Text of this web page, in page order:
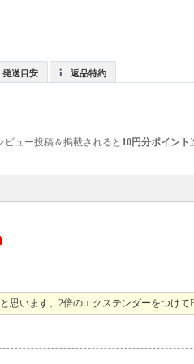
発送目安 返品特約
ビュー投稿＆掲載されると 10円分ポイント
います。2倍のエクステンダーをつけて